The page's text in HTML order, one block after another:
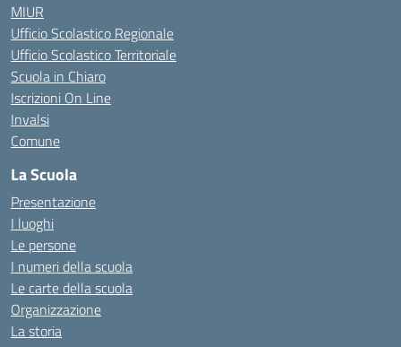
MIUR
Ufficio Scolastico Regionale
Ufficio Scolastico Territoriale
Scuola in Chiaro
Iscrizioni On Line
Invalsi
Comune
La Scuola
Presentazione
I luoghi
Le persone
I numeri della scuola
Le carte della scuola
Organizzazione
La storia